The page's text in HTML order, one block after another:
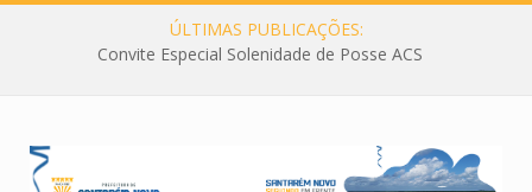
ÚLTIMAS PUBLICAÇÕES:
Convite Especial Solenidade de Posse ACS